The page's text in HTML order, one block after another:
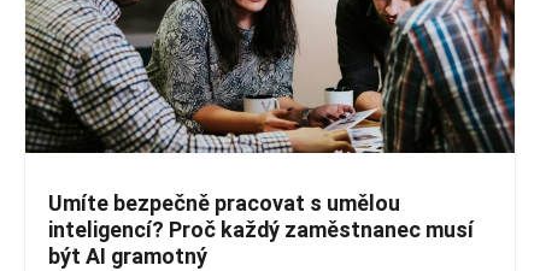
Umíte bezpečně pracovat s umělou
inteligencí? Proč každý zaměstnanec musí
být AI gramotný